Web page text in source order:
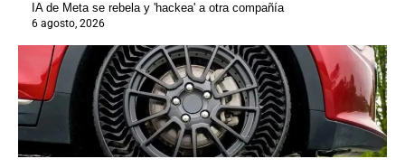
IA de Meta se rebela y 'hackea' a otra compañía
6 agosto, 2026